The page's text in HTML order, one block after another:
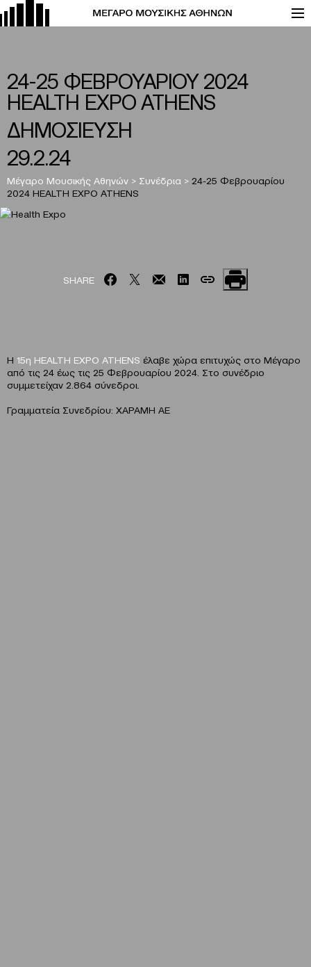
24-25 ΦΕΒΡΟΥΑΡΙΟΥ 2024
HEALTH EXPO ATHENS
ΔΗΜΟΣΙΕΥΣΗ
29.2.24
Μέγαρο Μουσικής Αθηνών > Συνέδρια > 24-25 Φεβρουαρίου
2024 HEALTH EXPO ATHENS
SHARE
Η 15η HEALTH EXPO ATHENS έλαβε χώρα επιτυχώς στο Μέγαρο
από τις 24 έως τις 25 Φεβρουαρίου 2024. Στο συνέδριο
συμμετείχαν 2.864 σύνεδροι.
Γραμματεία Συνεδρίου: ΧΑΡΑΜΗ ΑΕ